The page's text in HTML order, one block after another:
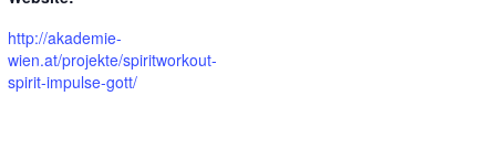
http://akademie-
wien.at/projekte/spiritworkout-
spirit-impulse-gott/